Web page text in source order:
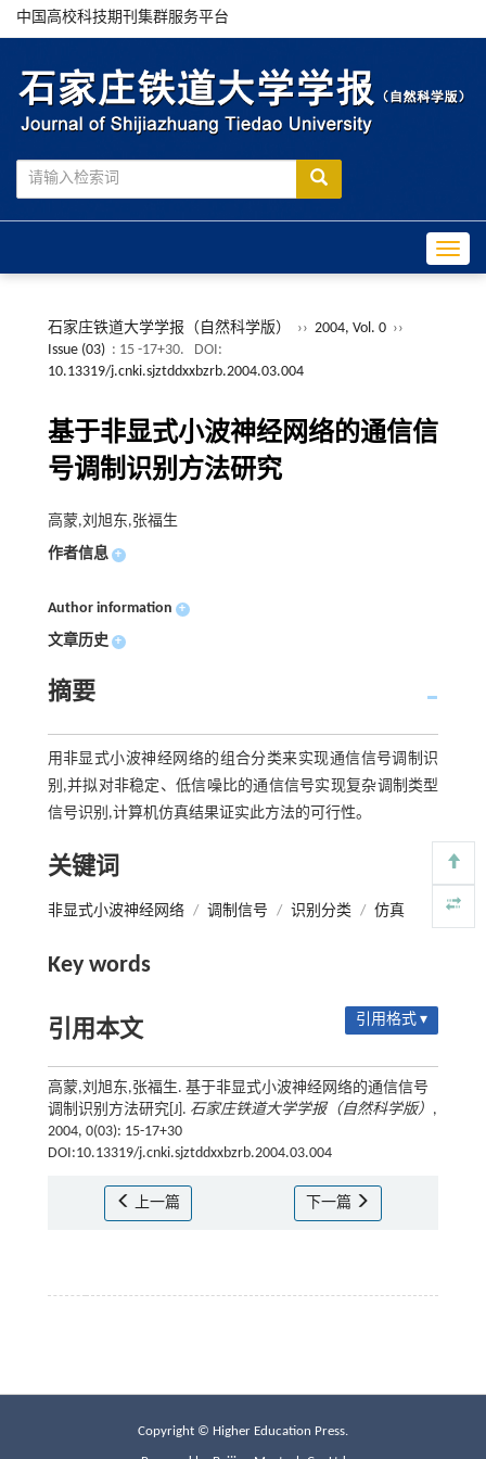
中国高校科技期刊集群服务平台
石家庄铁道大学学报（自然科学版） ›› 2004, Vol. 0 ››
Issue (03) : 15 -17+30.
DOI:
10.13319/j.cnki.sjztddxxbzrb.2004.03.004
基于非显式小波神经网络的通信信
号调制识别方法研究
高蒙,刘旭东,张福生
作者信息 +
Author information +
文章历史 +
摘要
用非显式小波神经网络的组合分类来实现通信信号调制识
别,并拟对非稳定、低信噪比的通信信号实现复杂调制类型
信号识别,计算机仿真结果证实此方法的可行性。
关键词
非显式小波神经网络 / 调制信号 / 识别分类 / 仿真
Key words
引用本文 引用格式 ▾
高蒙,刘旭东,张福生. 基于非显式小波神经网络的通信信号
调制识别方法研究[J]. 石家庄铁道大学学报（自然科学版） ,
2004, 0(03): 15-17+30
DOI:10.13319/j.cnki.sjztddxxbzrb.2004.03.004
上一篇 下一篇
Copyright © Higher Education Press.